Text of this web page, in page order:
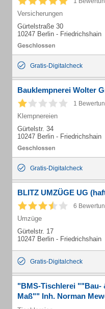
Versicherungen
Gürtelstraße 30
10247 Berlin - Friedrichshain
Gratis-Digitalcheck
Bauklempnerei Wolter
1
Klempnereien
Gürtelstr. 34
10247 Berlin - Friedrichshain
Gratis-Digitalcheck
BLITZ UMZÜGE UG
6
Umzüge
Gürtelstr. 17
10247 Berlin - Friedrichshain
Gratis-Digitalcheck
"BMS-Tischlerei ""Bau-
Maß"" Inh. Norman